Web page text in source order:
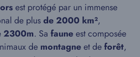
est protégé par un immense
de plusde 2000 km²,
2300m. Sa fauneest composée
de montagneet deforêt,